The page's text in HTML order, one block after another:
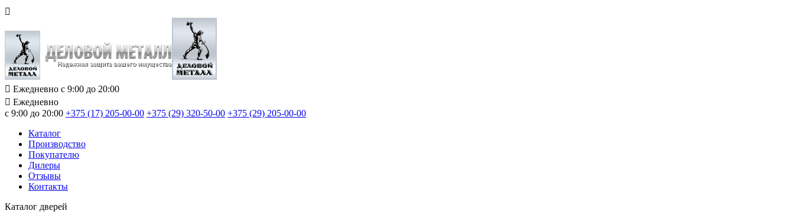
Ежедневно с 9:00 до 20:00
Ежедневно
с 9:00 до 20:00 +375 (17) 205-00-00 +375 (29) 320-50-00 +375 (29) 205-00-00
Каталог
Производство
Покупателю
Дилеры
Отзывы
Контакты
Каталог дверей